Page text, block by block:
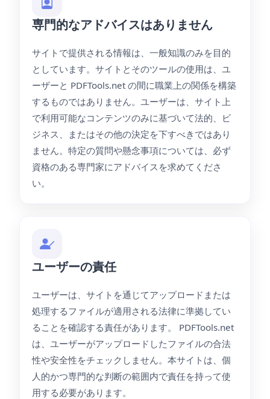
専門的なアドバイスはありません
サイトで提供される情報は、一般知識のみを目的
としています。サイトとそのツールの使用は、ユ
ーザーと PDFTools.net の間に職業上の関係を構築
するものではありません。ユーザーは、サイト上
で利用可能なコンテンツのみに基づいて法的、ビ
ジネス、またはその他の決定を下すべきではあり
ません。特定の質問や懸念事項については、必ず
資格のある専門家にアドバイスを求めてくださ
い。
ユーザーの責任
ユーザーは、サイトを通じてアップロードまたは
処理するファイルが適用される法律に準拠してい
ることを確認する責任があります。 PDFTools.net
は、ユーザーがアップロードしたファイルの合法
性や安全性をチェックしません。本サイトは、個
人的かつ専門的な判断の範囲内で責任を持って使
用する必要があります。